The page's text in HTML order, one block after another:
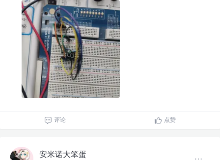
评论 点赞
安米诺大笨蛋